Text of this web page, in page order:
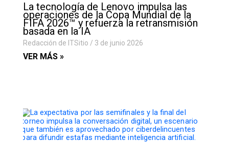
La tecnología de Lenovo impulsa las
operaciones de la Copa Mundial de la
FIFA 2026™ y refuerza la retransmisión
basada en la IA
Redacción de ITSitio 3 de junio 2026
VER MÁS »